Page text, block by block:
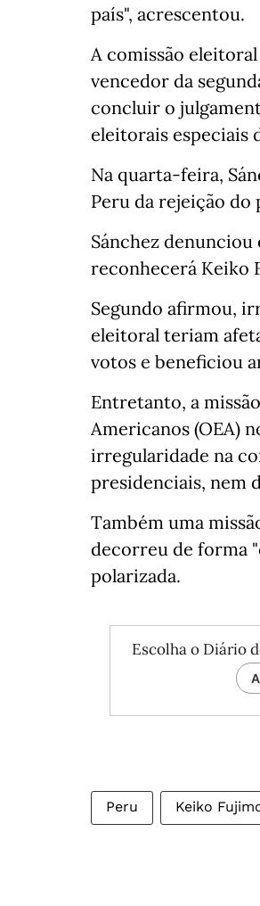
país", acrescentou.
A comissão
vencedor da
concluir o
eleitorais especiais
Na quarta-feira,
Peru da rejeição do
Sánchez
reconhecerá Keiko
Segundo afirmou,
eleitoral teriam
votos e beneficiou
Entretanto, a
Americanos (OEA)
irregularidade na
presidenciais, nem
Também uma
decorreu de forma
polarizada.
Escolha o Diário
Peru Keiko